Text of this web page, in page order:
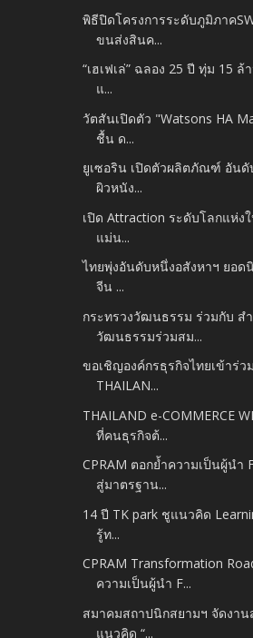
พิธีปิดโครงการระดับภูมิภาค
ขนส่งสินค...
“เฮเฟเล่” ฉลอง 25 ปี ทุ่ม 15
แ...
วัตสันเปิดตัว "Watsons HA
ชื้น ด...
ยูเซอริน เปิดตัวผลิตภัณฑ์ อันดั
ผิวหนัง...
เปิด Attraction ระดับโลกแห่ง
แม่น...
ไทยพุ่งอันดับหนึ่งอสังหาฯ ยอด
จีน ...
กระทรวงวัฒนธรรม ร่วมกับ ส
วัฒนธรรมร่วมสม...
ขอเชิญองค์กรธุรกิจไทยเข้าร่ว
THAILAN...
THAILAND e-COMMERCE
ที่คนธุรกิจต้...
CPRAM ตอกย้ำความเป็นผู้นำ
สู่มาตรฐาน...
14 ปี TK park ชูแนวคิด
รู้ท...
CPRAM Transformation
ความเป็นผู้นำ F...
สมาคมสถาปนิกสยามฯ จัดงาน
แนวคิด “...